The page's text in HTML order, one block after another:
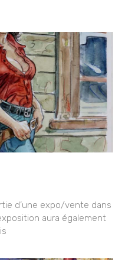
d’une expo/vente dans
aura également